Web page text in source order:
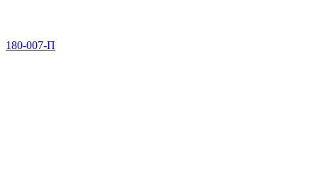
180-007-П